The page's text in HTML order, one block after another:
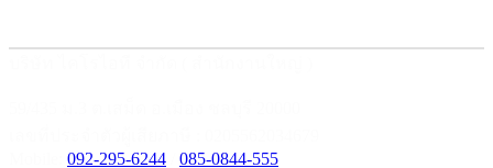
092-295-6244 085-0844-555